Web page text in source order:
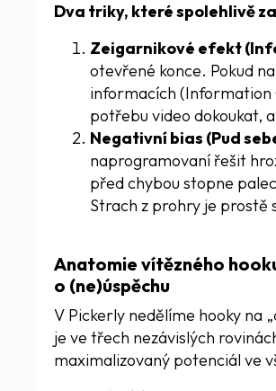
Dva triky, které spolehlivě
Zeigarnikové efekt
otevřené konce. Pokud
informacích (Information
potřebu video dokoukat,
Negativní bias (Pud
naprogramovaní řešit
před chybou stopne
Strach z prohry je prostě
Anatomie vítězného
o (ne)úspěchu
V Pickerly nedělíme hooky na
je ve třech nezávislých
maximalizovaný potenciál ve